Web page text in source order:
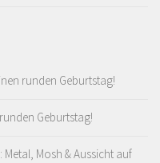
runden Geburtstag!
Geburtstag!
Metal, Mosh & Aussicht auf